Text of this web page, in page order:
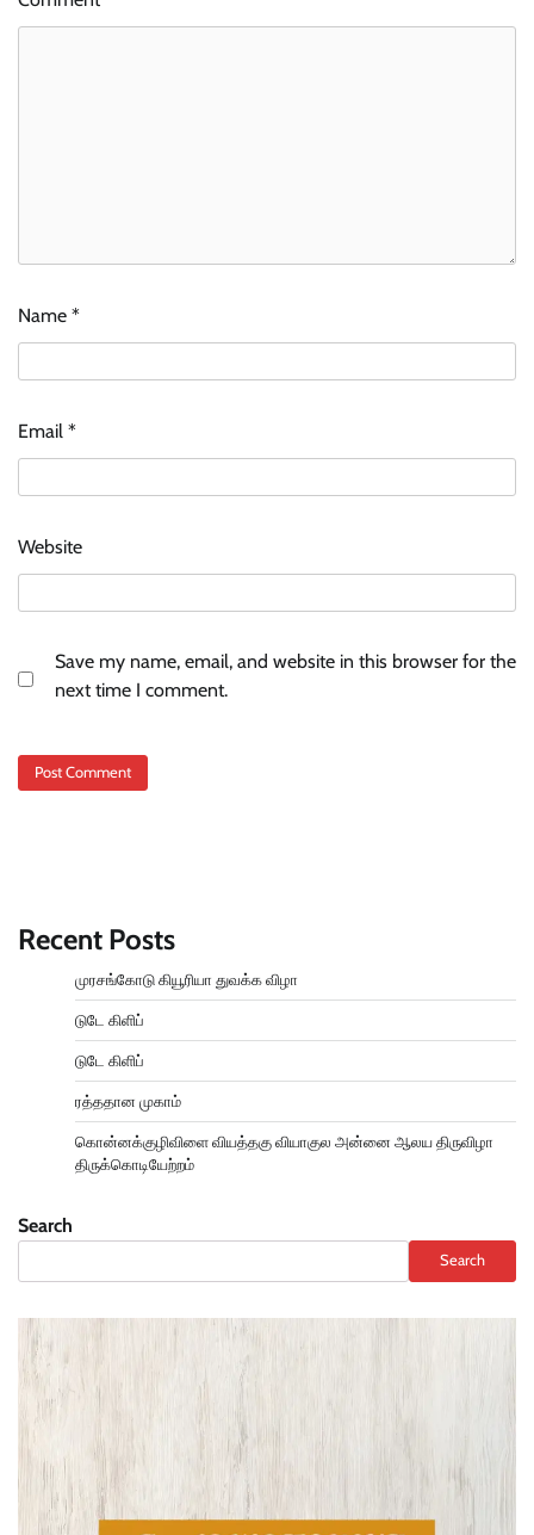
Name *
Email *
Website
Save my name, email, and website in this browser for the
next time I comment.
Recent Posts
முரசங்கோடு கியூரியா துவக்க விழா
டுடே கிளிப்
டுடே கிளிப்
ரத்ததான முகாம்
கொன்னக்குழிவிளை வியத்தகு வியாகுல அன்னை ஆலய திருவிழா
திருக்கொடியேற்றம்
Search
Search